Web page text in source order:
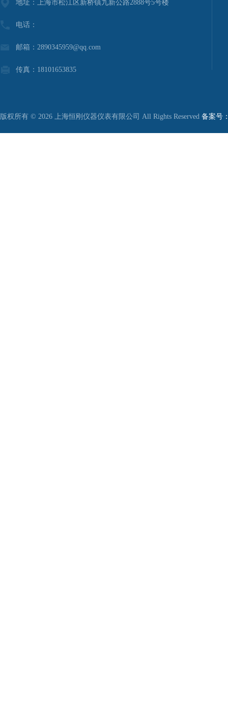
地址：上海市松江区新桥镇九新公路2888号5号楼
电话：
邮箱：2890345959@qq.com
传真：18101653835
版权所有 © 2026 上海恒刚仪器仪表有限公司 All Rights Reserved 备案号